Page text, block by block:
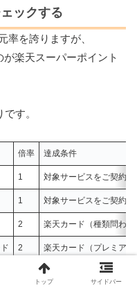
ックする
率を誇りますが、
楽天スーパーポイント
す。
倍率 達成条件
1 対象サービスをご契約
1 対象サービスをご契約
2 楽天カード（種類問わ
2 楽天カード（プレミア
楽天銀行の口座から楽
トップ サイドバー